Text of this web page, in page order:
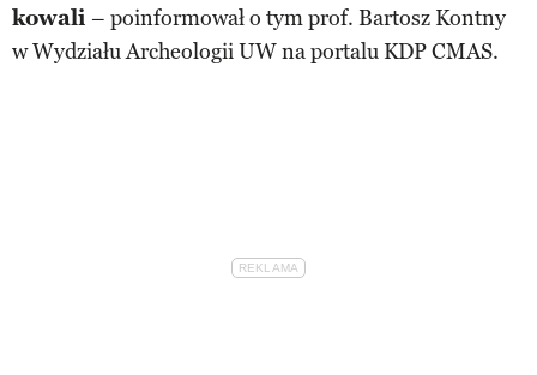
kowali – poinformował o tym prof. Bartosz Kontny
w Wydziału Archeologii UW na portalu KDP CMAS.